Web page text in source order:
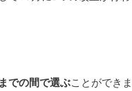
での間で選ぶことができま